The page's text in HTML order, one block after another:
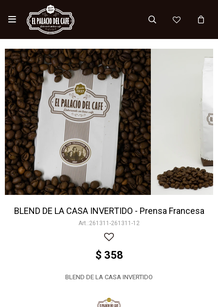

BLEND DE LA CASA INVERTIDO - Prensa Francesa
261311-261311-12
$ 358
BLEND DE LA CASA INVERTIDO